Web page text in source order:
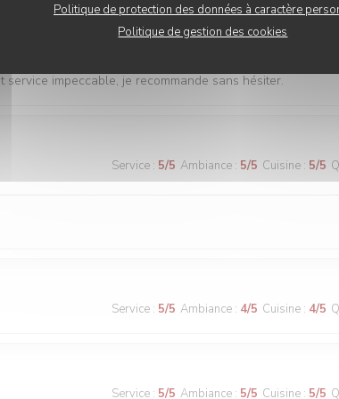
Politique de protection des données à caractère
Politique de gestion des cookies
impeccable, je recommande sans hésiter.
Service : 5/5 Ambiance : 5/5 Cuisine : 5/5
Service : 5/5 Ambiance : 4/5 Cuisine : 4/5
Service : 5/5 Ambiance : 5/5 Cuisine : 5/5